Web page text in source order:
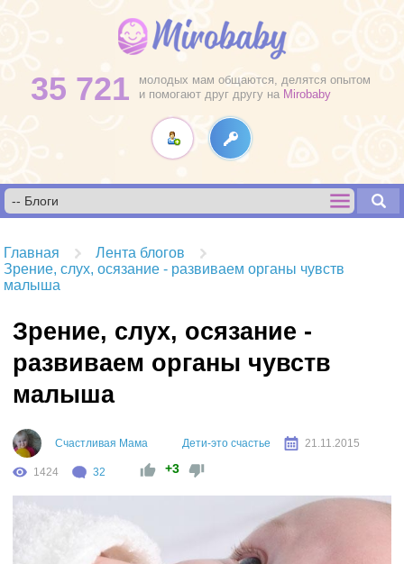
35 721
молодых мам общаются, делятся опытом
и помогают друг другу на Mirobaby
Главная
Лента блогов
Зрение, слух, осязание - развиваем органы чувств
малыша
Зрение, слух, осязание -
развиваем органы чувств
малыша
Счастливая Мама Дети-это счастье 21.11.2015
1424 32 +3